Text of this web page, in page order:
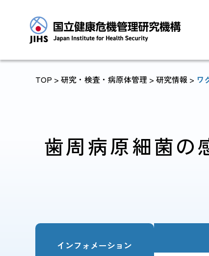
お知らせ一覧
沿革
役員紹介
TOP > 研究・検査・病原体管理 > 研究情報 > ワ
歯周病原細菌の
インフォメーション